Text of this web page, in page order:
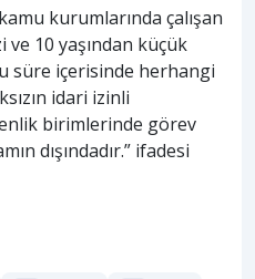
kurumlarında çalışan
10 yaşından küçük
süre içerisinde herhangi
idari izinli
birimlerinde görev
dışındadır.” ifadesi